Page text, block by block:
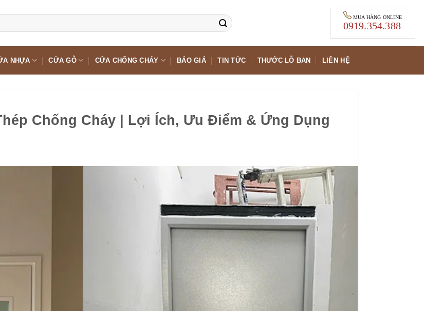
MUA HÀNG ONLINE
0919.354.388
NHỰA CỬA GỖ CỬA CHỐNG CHÁY BÁO GIÁ TIN TỨC THƯỚC LỖ BAN LIÊN HỆ
Chống Cháy | Lợi Ích, Ưu Điểm & Ứng Dụng